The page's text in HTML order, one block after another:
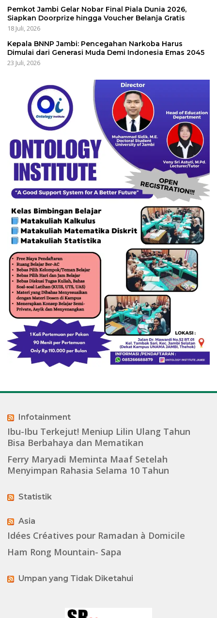
Pemkot Jambi Gelar Nobar Final Piala Dunia 2026,
Siapkan Doorprize hingga Voucher Belanja Gratis
18 Juli, 2026
Kepala BNNP Jambi: Pencegahan Narkoba Harus
Dimulai dari Generasi Muda Demi Indonesia Emas 2045
23 Juli, 2026
Infotainment
Ibu-Ibu Terkejut! Meniup Lilin Ulang Tahun
Bisa Berbahaya dan Mematikan
Ferry Maryadi Meminta Maaf Setelah
Menyimpan Rahasia Selama 10 Tahun
Statistik
Asia
Idées Créatives pour Ramadan à Domicile
Ham Rong Mountain- Sapa
Umpan yang Tidak Diketahui